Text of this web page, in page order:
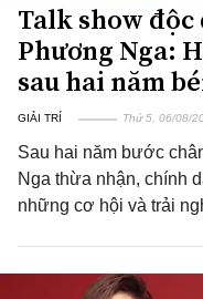
Talk show
Phương Nga:
sau hai năm
GIẢI TRÍ Thứ 5, 06/08/
Sau hai năm bước
Nga thừa nhận, chính
những cơ hội và trải